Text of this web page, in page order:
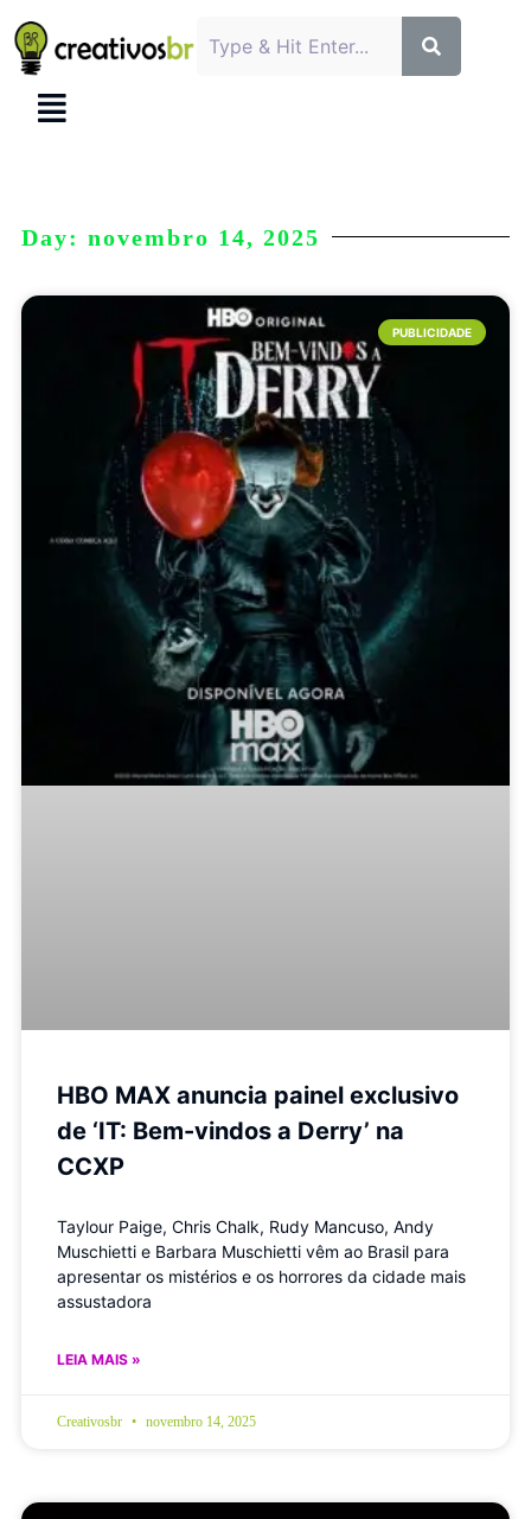
Day: novembro 14, 2025
PUBLICIDADE
HBO MAX anuncia painel exclusivo
de ‘IT: Bem-vindos a Derry’ na
CCXP
Taylour Paige, Chris Chalk, Rudy Mancuso, Andy
Muschietti e Barbara Muschietti vêm ao Brasil para
apresentar os mistérios e os horrores da cidade mais
assustadora
LEIA MAIS »
Creativosbr novembro 14, 2025